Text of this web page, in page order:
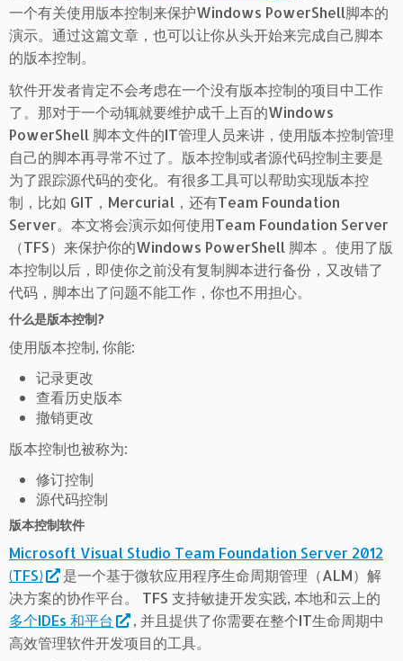
一个有关使用版本控制来保护Windows PowerShell脚本的
演示。通过这篇文章，也可以让你从头开始来完成自己脚本
的版本控制。
软件开发者肯定不会考虑在一个没有版本控制的项目中工作
了。那对于一个动辄就要维护成千上百的Windows
PowerShell 脚本文件的IT管理人员来讲，使用版本控制管理
自己的脚本再寻常不过了。版本控制或者源代码控制主要是
为了跟踪源代码的变化。有很多工具可以帮助实现版本控
制，比如 GIT，Mercurial，还有Team Foundation
Server。本文将会演示如何使用Team Foundation Server
（TFS）来保护你的Windows PowerShell 脚本 。使用了版
本控制以后，即使你之前没有复制脚本进行备份，又改错了
代码，脚本出了问题不能工作，你也不用担心。
什么是版本控制?
使用版本控制, 你能:
记录更改
查看历史版本
撤销更改
版本控制也被称为:
修订控制
源代码控制
版本控制软件
Microsoft Visual Studio Team Foundation Server 2012
(TFS)
是一个基于微软应用程序生命周期管理（ALM）解
决方案的协作平台。 TFS 支持敏捷开发实践, 本地和云上的
多个IDEs 和平台
, 并且提供了你需要在整个IT生命周期中
高效管理软件开发项目的工具。